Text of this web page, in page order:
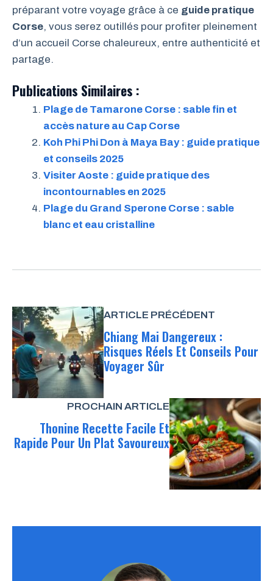
préparant votre voyage grâce à ce guide pratique
Corse, vous serez outillés pour profiter pleinement
d’un accueil Corse chaleureux, entre authenticité et
partage.
Publications Similaires :
Plage de Tamarone Corse : sable fin et
accès nature au Cap Corse
Koh Phi Phi Don à Maya Bay : guide pratique
et conseils 2025
Visiter Aoste : guide pratique des
incontournables en 2025
Plage du Grand Sperone Corse : sable
blanc et eau cristalline
ARTICLE PRÉCÉDENT
Chiang Mai Dangereux :
Risques Réels Et Conseils Pour
Voyager Sûr
PROCHAIN ARTICLE
Thonine Recette Facile Et
Rapide Pour Un Plat Savoureux